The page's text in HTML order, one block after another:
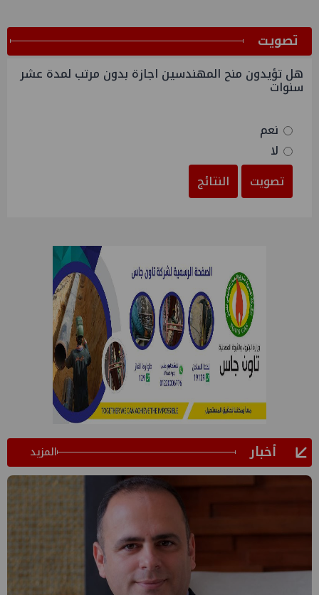
ﺗﺼﻮﻳﺖ
هل تؤيدون منح المهندسين اجازة بدون مرتب لمدة عشر
سنوات
نعم
لا
تصويت
النتائج
أخبار المزيد